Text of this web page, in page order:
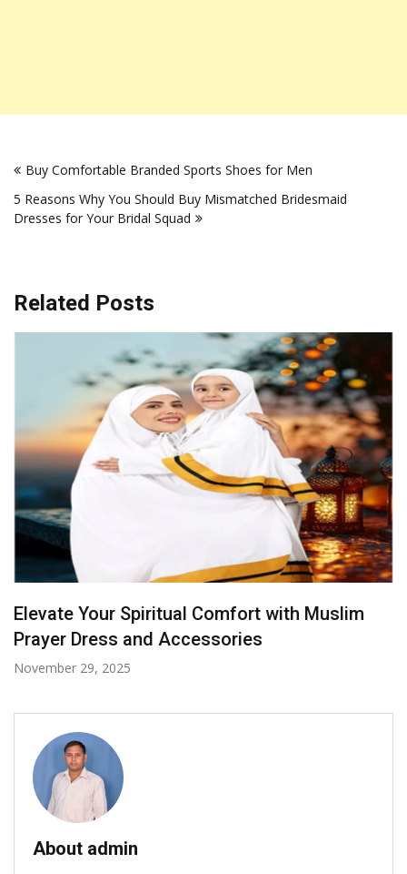
navigation
Buy Comfortable Branded Sports Shoes for Men
5 Reasons Why You Should Buy Mismatched Bridesmaid
Dresses for Your Bridal Squad
Related Posts
Radiance in Yellow: Bridal Sarees That Steal
the Spotlight
October 7, 2025
About admin